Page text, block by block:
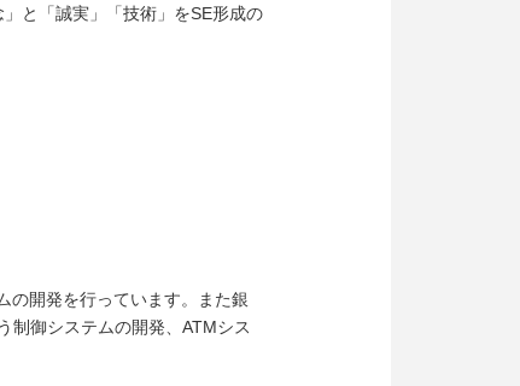
と「誠実」「技術」をSE形成の
の開発を行っています。また銀
制御システムの開発、ATMシス